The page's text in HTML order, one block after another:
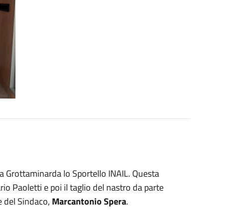
lo Sportello INAIL. Questa
Paoletti e poi il taglio del nastro da parte
del Sindaco, Marcantonio Spera.